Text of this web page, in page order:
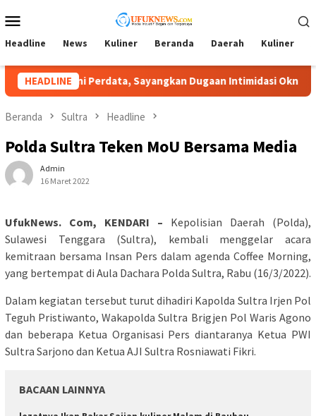
ke
kontenMobile
Headline News Kuliner Beranda Daerah Kuliner
HEADLINE
Perdata, Sayangkan Dugaan Intimidasi Oknum Desa
Beranda Sultra Headline
Polda Sultra Teken MoU Bersama Media
Admin
16 Maret 2022
UfukNews. Com, KENDARI – Kepolisian Daerah (Polda),
Sulawesi Tenggara (Sultra), kembali menggelar acara
kemitraan bersama Insan Pers dalam agenda Coffee Morning,
yang bertempat di Aula Dachara Polda Sultra, Rabu (16/3/2022).
Dalam kegiatan tersebut turut dihadiri Kapolda Sultra Irjen Pol
Teguh Pristiwanto, Wakapolda Sultra Brigjen Pol Waris Agono
dan beberapa Ketua Organisasi Pers diantaranya Ketua PWI
Sultra Sarjono dan Ketua AJI Sultra Rosniawati Fikri.
BACAAN LAINNYA